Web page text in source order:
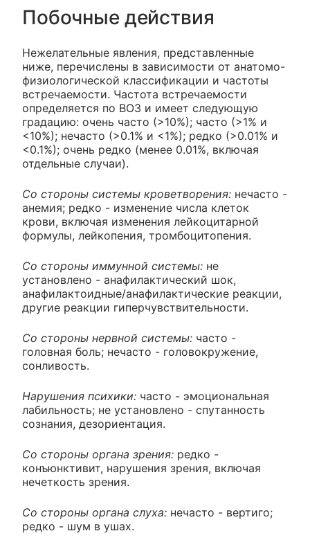
Побочные действия
Нежелательные явления, представленные
ниже, перечислены в зависимости от анатомо-
физиологической классификации и частоты
встречаемости. Частота встречаемости
определяется по ВОЗ и имеет следующую
градацию: очень часто (>10%); часто (>1% и
<10%); нечасто (>0.1% и <1%); редко (>0.01% и
<0.1%); очень редко (менее 0.01%, включая
отдельные случаи).
Со стороны системы кроветворения: нечасто -
анемия; редко - изменение числа клеток
крови, включая изменения лейкоцитарной
формулы, лейкопения, тромбоцитопения.
Со стороны иммунной системы: не
установлено - анафилактический шок,
анафилактоидные/анафилактические реакции,
другие реакции гиперчувствительности.
Со стороны нервной системы: часто -
головная боль; нечасто - головокружение,
сонливость.
Нарушения психики: часто - эмоциональная
лабильность; не установлено - спутанность
сознания, дезориентация.
Со стороны органа зрения: редко -
конъюнктивит, нарушения зрения, включая
нечеткость зрения.
Со стороны органа слуха: нечасто - вертиго;
редко - шум в ушах.